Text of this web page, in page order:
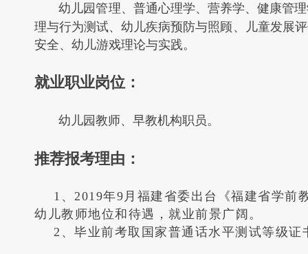
幼儿园管理、普通心理学、营养学、健康管
理与行为测试、幼儿疾病预防与照顾、儿童发展
安全、幼儿游戏理论与实践。
就业职业岗位：
幼儿园教师、早教机构职员。
推荐报考理由 ：
1、2019年9月福建省委出台《福建省学前
幼儿教师地位和待遇，就业前景广阔。
2、毕业前考取国家普通话水平测试等级